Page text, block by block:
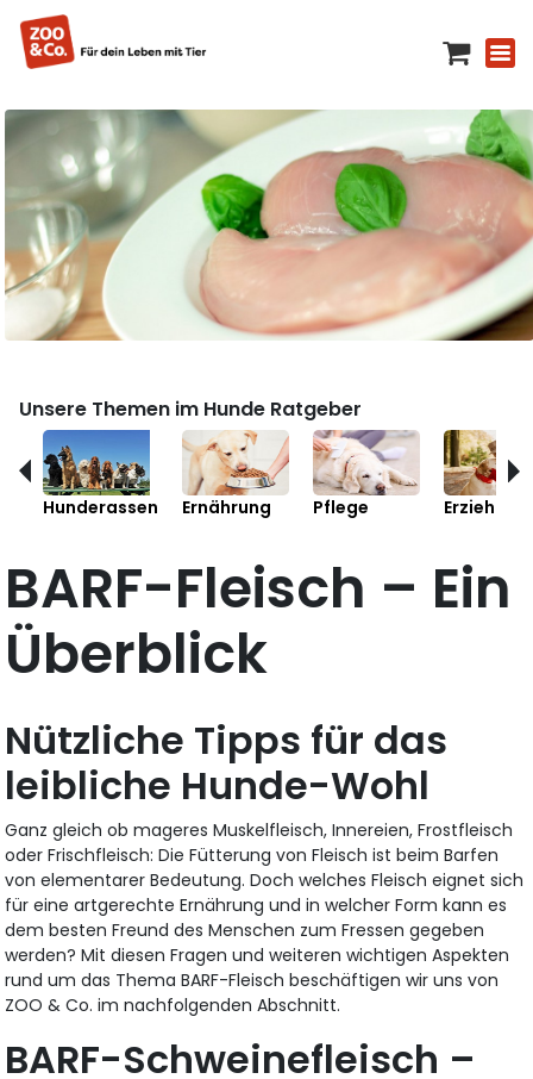
Unsere Themen im Hunde Ratgeber
Hunderassen Ernährung Pflege Erziehung
BARF-Fleisch – Ein
Überblick
Nützliche Tipps für das
leibliche Hunde-Wohl
Ganz gleich ob mageres Muskelfleisch, Innereien, Frostfleisch
oder Frischfleisch: Die Fütterung von Fleisch ist beim Barfen
von elementarer Bedeutung. Doch welches Fleisch eignet sich
für eine artgerechte Ernährung und in welcher Form kann es
dem besten Freund des Menschen zum Fressen gegeben
werden? Mit diesen Fragen und weiteren wichtigen Aspekten
rund um das Thema BARF-Fleisch beschäftigen wir uns von
ZOO & Co. im nachfolgenden Abschnitt.
BARF-Schweinefleisch –